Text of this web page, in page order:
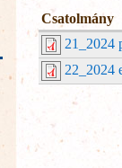
Csatolmány
21_2024
22_2024